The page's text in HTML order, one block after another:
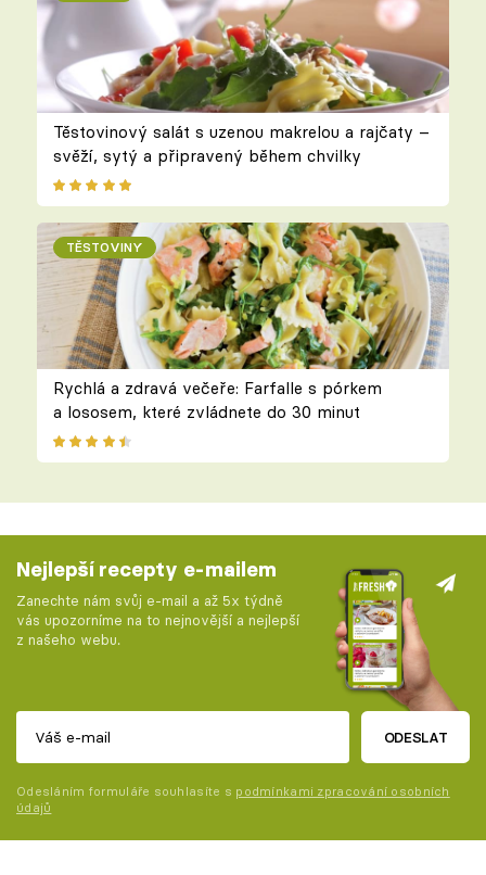
Těstovinový salát s uzenou makrelou a rajčaty –
svěží, sytý a připravený během chvilky
TĚSTOVINY
Rychlá a zdravá večeře: Farfalle s pórkem
a lososem, které zvládnete do 30 minut
Nejlepší recepty e-mailem
Zanechte nám svůj e-mail a až 5x týdně
vás upozorníme na to nejnovější a nejlepší
z našeho webu.
ODESLAT
Odesláním formuláře souhlasíte s podmínkami zpracování osobních
údajů